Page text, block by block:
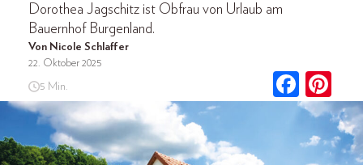
Dorothea Jagschitz ist Obfrau von Urlaub am
Bauernhof Burgenland.
Von Nicole Schlaffer
22. Oktober 2025
5 Min.